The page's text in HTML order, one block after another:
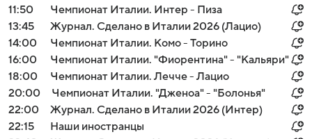
11:50
Чемпионат Италии. Интер - Пиза
13:45
Журнал. Сделано в Италии 2026 (Лацио)
14:00
Чемпионат Италии. Комо - Торино
16:00
Чемпионат Италии. "Фиорентина" - "Кальяри"
18:00
Чемпионат Италии. Лечче - Лацио
20:00
Чемпионат Италии. "Дженоа" - "Болонья"
22:00
Журнал. Сделано в Италии 2026 (Интер)
22:15
Наши иностранцы